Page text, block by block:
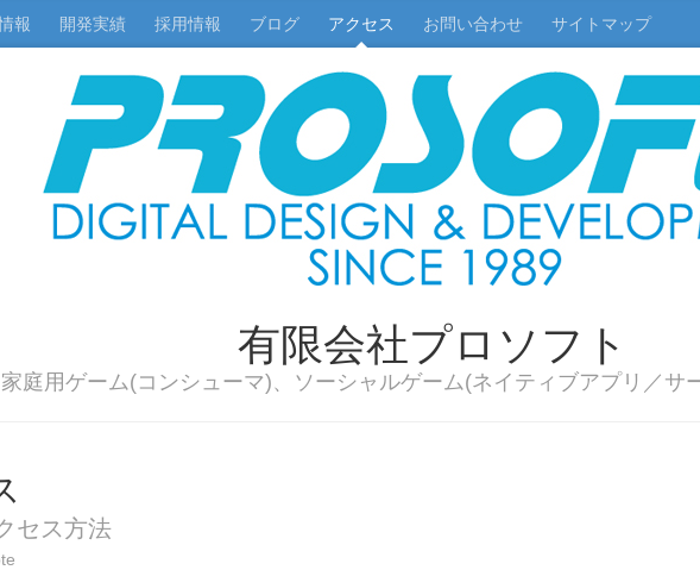
報 開発実績 採用情報 ブログ アクセス お問い合わせ サイトマップ
有限会社プロソフト
家庭用ゲーム(コンシューマ)、ソーシャルゲーム(ネイティブアプリ／サ
セス方法